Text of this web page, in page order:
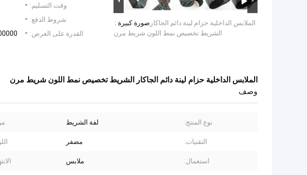
صورة كبيرة : الملابس الداخلية حزام لينة دائم الجاكار
الشريط تخصيص نمط اللون شريط مرن
وقت التسليم:
شروط الدفع:
القدرة على العرض:
1000000 متر / متر شهريا
الملابس الداخلية حزام لينة دائم الجاكار الشريط تخصيص نمط اللون شريط مرن
وصف
نوع المنتج: لفة الشريط
التقنيات: مضفر
استعمال: ملابس